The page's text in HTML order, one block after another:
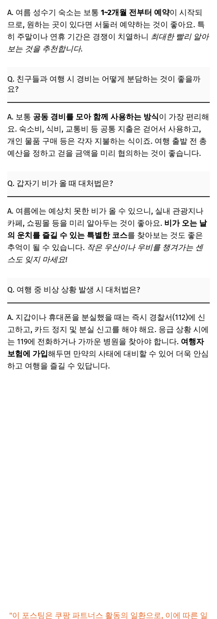
A. 여름 성수기 숙소는 보통 1~2개월 전부터 예약이 시작되
므로, 원하는 곳이 있다면 서둘러 예약하는 것이 좋아요. 특
히 주말이나 연휴 기간은 경쟁이 치열하니 최대한 빨리 알아
보는 것을 추천합니다.
Q. 친구들과 여행 시 경비는 어떻게 분담하는 것이 좋을까
요?
A. 보통 공동 경비를 모아 함께 사용하는 방식이 가장 편리해
요. 숙소비, 식비, 교통비 등 공통 지출은 걷어서 사용하고,
개인 물품 구매 등은 각자 지불하는 식이죠. 여행 출발 전 총
예산을 정하고 걷을 금액을 미리 협의하는 것이 좋습니다.
Q. 갑자기 비가 올 때 대처법은?
A. 여름에는 예상치 못한 비가 올 수 있으니, 실내 관광지나
카페, 쇼핑몰 등을 미리 알아두는 것이 좋아요. 비가 오는 날
의 운치를 즐길 수 있는 특별한 코스를 찾아보는 것도 좋은
추억이 될 수 있습니다. 작은 우산이나 우비를 챙겨가는 센
스도 잊지 마세요!
Q. 여행 중 비상 상황 발생 시 대처법은?
A. 지갑이나 휴대폰을 분실했을 때는 즉시 경찰서(112)에 신
고하고, 카드 정지 및 분실 신고를 해야 해요. 응급 상황 시에
는 119에 전화하거나 가까운 병원을 찾아야 합니다. 여행자
보험에 가입해두면 만약의 사태에 대비할 수 있어 더욱 안심
하고 여행을 즐길 수 있답니다.
"이 포스팅은 쿠팡 파트너스 활동의 일환으로, 이에 따른 일